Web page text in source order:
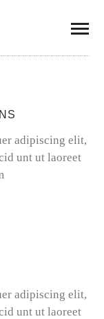
adipiscing elit,
unt ut laoreet
adipiscing elit,
unt ut laoreet